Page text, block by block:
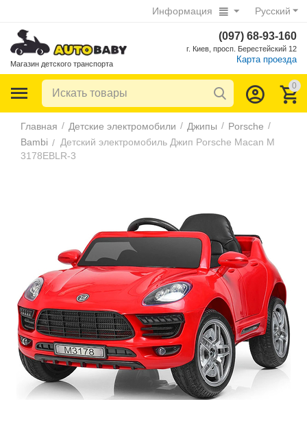
Русский
Информация
Магазин детского транспорта
(097) 68-93-160
г. Киев, просп. Берестейский 12
Карта проезда
0
Главная / Детские электромобили / Джипы / Porsche /
Bambi / Детский электромобиль Джип Porsche Macan M
3178EBLR-3